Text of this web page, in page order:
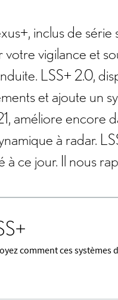
inclus de
votre vigilance et
LSS+ 2.0,
et ajoute un
améliore encore
à radar.
à ce jour. Il nous
comment ces